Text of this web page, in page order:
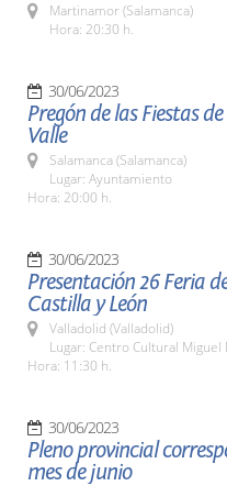
Martinamor (Salamanca)
Hora: 20:30 h.
30/06/2023
Pregón de las Fiestas
Valle
Salamanca (Salamanca)
Lugar: Ayuntamiento
Hora: 20:00 h.
30/06/2023
Presentación 26 Feria
Castilla y León
Valladolid (Valladolid)
Lugar: Centro Cultural Miguel
Hora: 11:30 h.
30/06/2023
Pleno provincial
mes de junio